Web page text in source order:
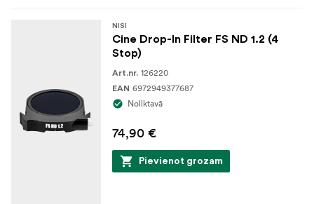
NISI
Cine Drop-In Filter FS ND 1.2 (4
Stop)
Art.nr. 126220
EAN 6972949377687
Noliktavā
74,90 €
Pievienot grozam